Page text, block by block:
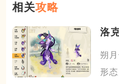
相关攻略
洛
朔
形